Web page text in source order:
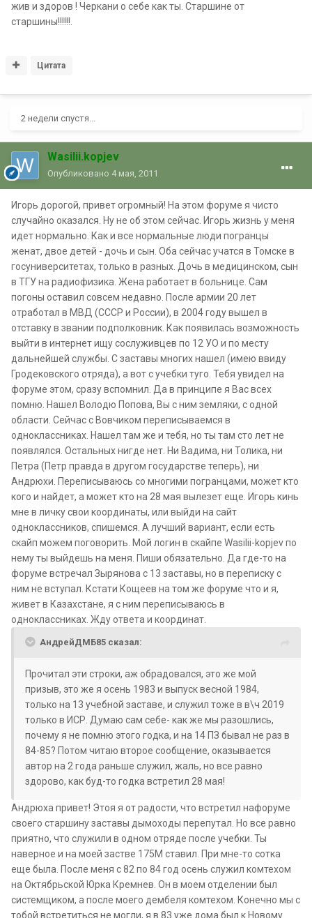
жив и здоров ! Черкани о себе как ты. Старшине от
старшины!!!!!!.
Цитата
2 недели спустя...
Wasilii.kopjev
Опубликовано 4 мая, 2011
Игорь дорогой, привет огромный! На этом форуме я чисто
случайно оказался. Ну не об этом сейчас. Игорь жизнь у меня
идет нормально. Как и все нормальные люди погранцы
женат, двое детей - дочь и сын. Оба сейчас учатся в Томске в
госуниверситетах, только в разных. Дочь в медицинском, сын
в ТГУ на радиофизика. Жена работает в больнице. Сам
погоны оставил совсем недавно. После армии 20 лет
отработал в МВД (СССР и России), в 2004 году вышел в
отставку в звании подполковник. Как появилась возможность
выйти в интернет ищу сослуживцев по 12 УО и по месту
дальнейшей службы. С заставы многих нашел (имею ввиду
Гродековского отряда), а вот с учебки туго. Тебя увидел на
форуме этом, сразу вспомнил. Да в принципе я Вас всех
помню. Нашел Володю Попова, Вы с ним земляки, с одной
области. Сейчас с Вовчиком переписываемся в
одноклассниках. Нашел там же и тебя, но ты там сто лет не
появлялся. Остальных нигде нет. Ни Вадима, ни Толика, ни
Петра (Петр правда в другом государстве теперь), ни
Андрюхи. Переписываюсь со многими погранцами, может кто
кого и найдет, а может кто на 28 мая вылезет еще. Игорь кинь
мне в личку свои координаты, или выйди на сайт
одноклассников, спишемся. А лучший вариант, если есть
скайп можем поговорить. Мой логин в скайпе Wasilii-kopjev по
нему ты выйдешь на меня. Пиши обязательно. Да где-то на
форуме встречал Зырянова с 13 заставы, но в переписку с
ним не вступал. Кстати Кощеев на том же форуме что и я,
живет в Казахстане, я с ним переписываюсь в
одноклассниках. Жду ответа и координат.
АндрейДМБ85 сказал:
Прочитал эти строки, аж обрадовался, это же мой
призыв, это же я осень 1983 и выпуск весной 1984,
только на 13 учебной заставе, и служил тоже в в\ч 2019
только в ИСР. Думаю сам себе- как же мы разошлись,
почему я не помню этого годка, и на 14 ПЗ бывал не раз в
84-85? Потом читаю второе сообщение, оказывается
автор на 2 года раньше служил, жаль, но все равно
здорово, как буд-то годка встретил 28 мая!
Андрюха привет! Этоя я от радости, что встретил нафоруме
своего старшину заставы дымоходы перепутал. Но все равно
приятно, что служили в одном отряде после учебки. Ты
наверное и на моей застве 175М ставил. При мне-то сотка
еще была. После меня с 82 по 84 год осень служил комтехом
на Октябрьской Юрка Кремнев. Он в моем отделении был
системщиком, а после моего дембеля комтехом. Конечно мы с
тобой встретиться не могли, я в 83 уже дома был к Новому